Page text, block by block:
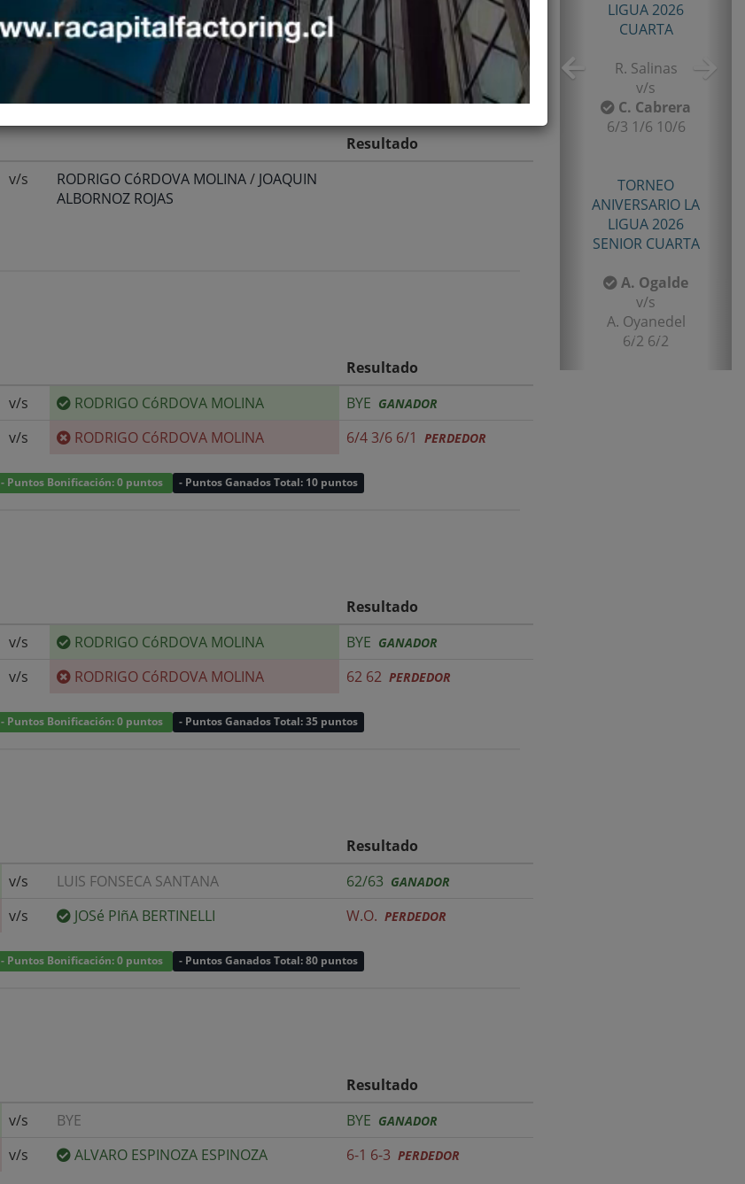
Resultado
v/s RODRIGO CóRDOVA MOLINA/ JOAQUIN
ALBORNOZ ROJAS
Resultado
v/s RODRIGO CóRDOVA MOLINA BYE GANADOR
v/s RODRIGO CóRDOVA MOLINA 6/4 3/6 6/1 PERDEDOR
- Puntos Bonificación: 0 puntos - Puntos Ganados Total: 10 puntos
Resultado
v/s RODRIGO CóRDOVA MOLINA BYE GANADOR
v/s RODRIGO CóRDOVA MOLINA 62 62 PERDEDOR
- Puntos Bonificación: 0 puntos - Puntos Ganados Total: 35 puntos
Resultado
v/s LUIS FONSECA SANTANA 62/63 GANADOR
v/s JOSé PIñA BERTINELLI W.O. PERDEDOR
- Puntos Bonificación: 0 puntos - Puntos Ganados Total: 80 puntos
Resultado
v/s BYE BYE GANADOR
v/s ALVARO ESPINOZA ESPINOZA 6-1 6-3 PERDEDOR
TORNEO TENIS TOUR
QUINTA 2026
E. Castro
v/s
I. Rubiño
TORNEO TENIS TOUR
QUINTA 2026
PRIMERA
F. Matamala
v/s
L. Palma
6-1/6-3